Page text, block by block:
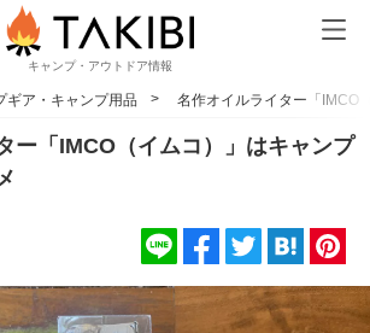
キャンプ・アウトドア情報
ギア・キャンプ用品 名作オイルライター「IMCO
ー「IMCO（イムコ）」はキャンプ